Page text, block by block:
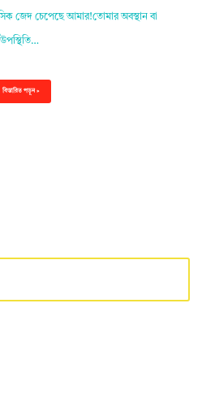
জেদ চেপেছে আমার!তোমার অবস্থান বা
উপস্থিতি…
বিস্তারিত পড়ুন »